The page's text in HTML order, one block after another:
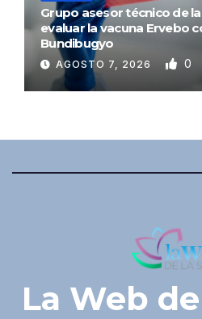
Grupo asesor técnico de
evaluar la vacuna Ervebo
Bundibugyo
AGOSTO 7, 2026 0
La Web